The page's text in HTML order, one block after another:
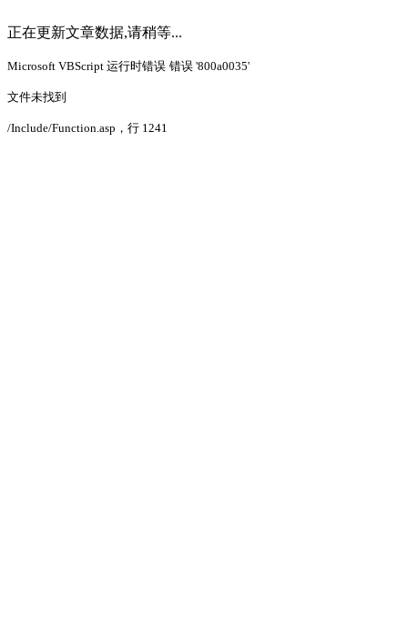
正在更新文章数据,请稍等...
Microsoft VBScript 运行时错误 错误 '800a0035'
文件未找到
/Include/Function.asp ，行 1241